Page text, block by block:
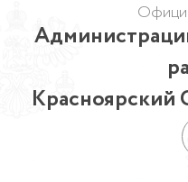
Красноярский